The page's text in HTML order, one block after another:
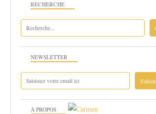
NEWSLETTER
RECHERCHE
À PROPOS